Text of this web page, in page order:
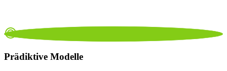
Prädiktive Modelle